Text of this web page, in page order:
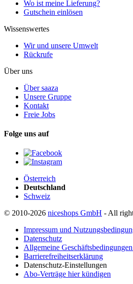
Wo ist meine Lieferung?
Gutschein einlösen
Wissenswertes
Wir und unsere Umwelt
Rückrufe
Über uns
Über saaza
Unsere Gruppe
Kontakt
Freie Jobs
Folge uns auf
Österreich
Deutschland
Schweiz
© 2010-2026 niceshops GmbH - All
Impressum und
Datenschutz
Allgemeine
Barrierefreiheitserklärung
Datenschutz-Einstellungen
Abo-Verträge hier kündigen